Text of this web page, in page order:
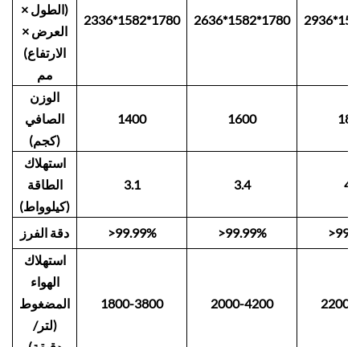
(الطول ×
العرض ×
الارتفاع)
مم
2336*1582*1780 2636*1582*1780
الوزن
الصافي
(كجم)
1400 1600
استهلاك
الطاقة
(كيلوواط)
3.1 3.4 4.0
دقة الفرز >99.99% >99.99%
استهلاك
الهواء
المضغوط
(لتر/
1800-3800 2000-4200 2200-